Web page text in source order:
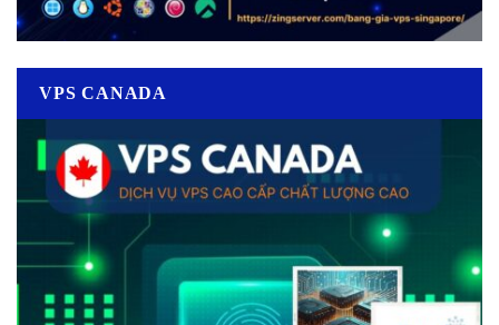
VPS CANADA